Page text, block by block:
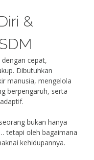
&
cepat,
Dibutuhkan
manusia, mengelola
berpengaruh, serta
bukan hanya
tetapi oleh bagaimana
kehidupannya.